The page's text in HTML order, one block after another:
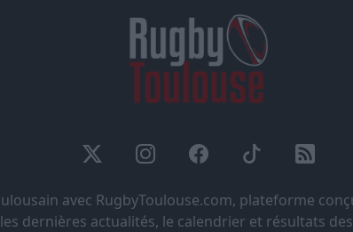
avec RugbyToulouse.com, plateforme
dernières actualités, le calendrier et résultats